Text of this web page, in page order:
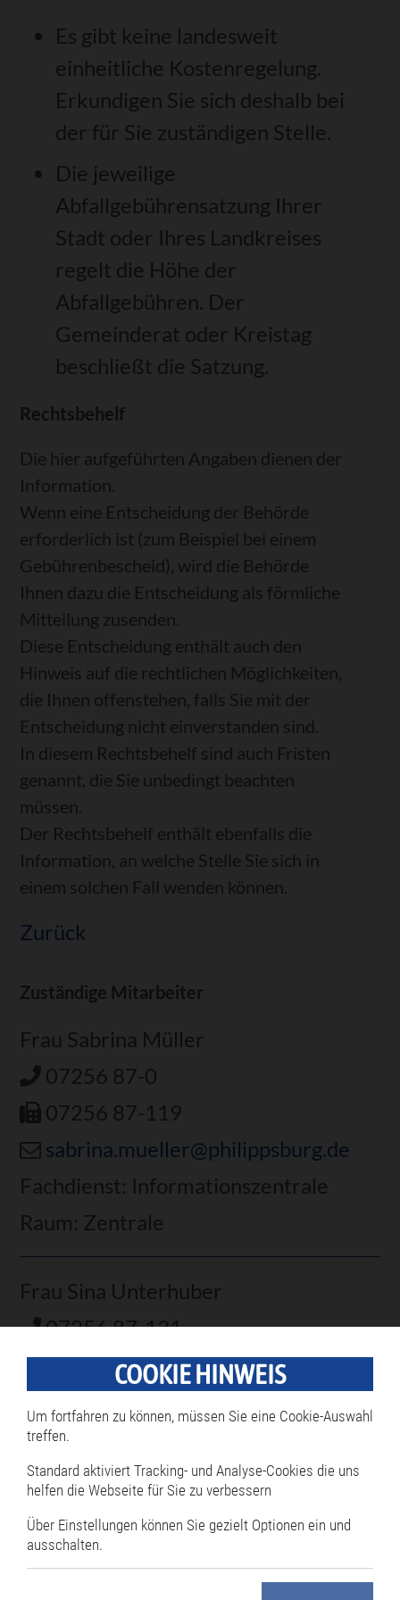
Es gibt keine landesweit
einheitliche Kostenregelung.
Erkundigen Sie sich deshalb bei
der für Sie zuständigen Stelle.
Die jeweilige
Abfallgebührensatzung Ihrer
Stadt oder Ihres Landkreises
regelt die Höhe der
Abfallgebühren. Der
Gemeinderat oder Kreistag
beschließt die Satzung.
Rechtsbehelf
Die hier aufgeführten Angaben dienen der
Information.
Wenn eine Entscheidung der Behörde
erforderlich ist (zum Beispiel bei einem
Gebührenbescheid), wird die Behörde
Ihnen dazu die Entscheidung als förmliche
Mitteilung zusenden.
Diese Entscheidung enthält auch den
Hinweis auf die rechtlichen Möglichkeiten,
die Ihnen offenstehen, falls Sie mit der
Entscheidung nicht einverstanden sind.
In diesem Rechtsbehelf sind auch Fristen
genannt, die Sie unbedingt beachten
müssen.
Der Rechtsbehelf enthält ebenfalls die
Information, an welche Stelle Sie sich in
einem solchen Fall wenden können.
Zurück
Zuständige Mitarbeiter
Frau Sabrina Müller
07256 87-0
07256 87-119
sabrina.mueller@philippsburg.de
Fachdienst: Informationszentrale
Raum: Zentrale
Frau Sina Unterhuber
07256 87-131
07256 87-66131
Fachdienst: Recyclinghöfe /
Abfallberatung
COOKIE HINWEIS
Um fortfahren zu können, müssen Sie eine Cookie-Auswahl
treffen.
Standard aktiviert Tracking- und Analyse-Cookies die uns
helfen die Webseite für Sie zu verbessern
Über Einstellungen können Sie gezielt Optionen ein und
ausschalten.